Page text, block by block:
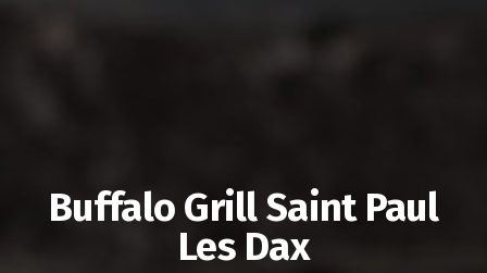
Buffalo Grill Saint Paul
Les Dax